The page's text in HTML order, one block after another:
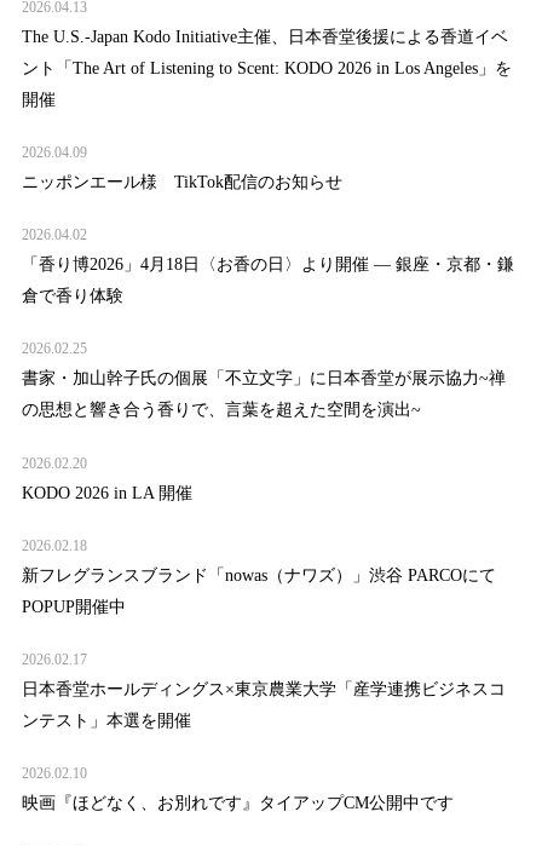
2026.04.13
The U.S.-Japan Kodo Initiative主催、日本香堂後援による香道イベ
ント「The Art of Listening to Scent: KODO 2026 in Los Angeles」を
開催
2026.04.09
ニッポンエール様 TikTok配信のお知らせ
2026.04.02
「香り博2026」4月18日〈お香の日〉より開催 — 銀座・京都・鎌
倉で香り体験
2026.02.25
書家・加山幹子氏の個展「不立文字」に日本香堂が展示協力~禅
の思想と響き合う香りで、言葉を超えた空間を演出~
2026.02.20
KODO 2026 in LA 開催
2026.02.18
新フレグランスブランド「nowas（ナワズ）」渋谷 PARCOにて
POPUP開催中
2026.02.17
日本香堂ホールディングス×東京農業大学「産学連携ビジネスコ
ンテスト」本選を開催
2026.02.10
映画『ほどなく、お別れです』タイアップCM公開中です